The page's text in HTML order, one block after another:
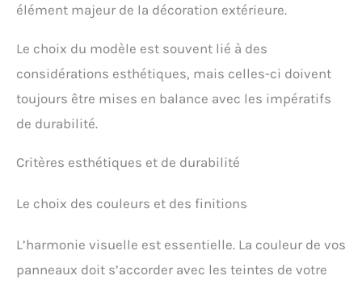
élément majeur de la décoration extérieure.
Le choix du modèle est souvent lié à des
considérations esthétiques, mais celles-ci doivent
toujours être mises en balance avec les impératifs
de durabilité.
Critères esthétiques et de durabilité
Le choix des couleurs et des finitions
L’harmonie visuelle est essentielle. La couleur de vos
panneaux doit s’accorder avec les teintes de votre